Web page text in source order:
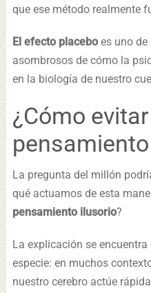
que ese método realmente
El efecto placeboes uno de
asombrosos de cómo la
en la biología de nuestro
¿Cómo evitar
La pregunta del millón
qué actuamos de esta
pensamiento ilusorio?
La explicación se
especie: en muchos
nuestro cerebro actúe